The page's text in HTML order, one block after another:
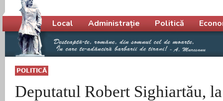
POLITICĂ
Deputatul Robert Sighiartău,
Meniu principal
Local Administrație Politică